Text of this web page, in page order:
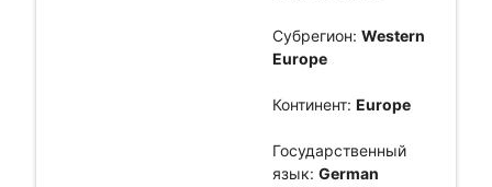
Субрегион: Western
Europe
Континент: Europe
Государственный
язык: German